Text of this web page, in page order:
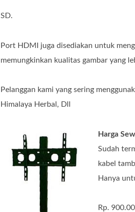
SD.
Port HDMI juga disediakan untuk
memungkinkan kualitas gambar yang
Pelanggan kami yang sering
Himalaya Herbal, Dll
Harga
Sudah
kabel
Hanya
Rp.